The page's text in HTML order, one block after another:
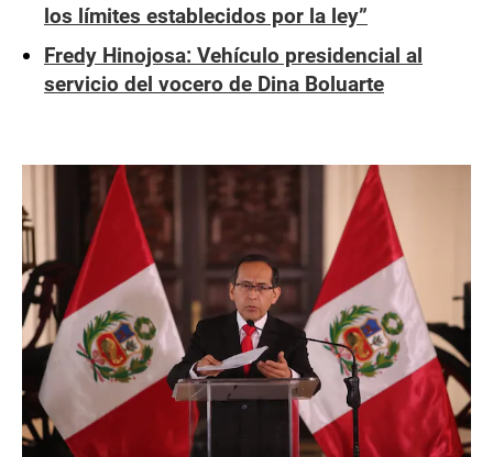
los límites establecidos por la ley”
Fredy Hinojosa: Vehículo presidencial al
servicio del vocero de Dina Boluarte